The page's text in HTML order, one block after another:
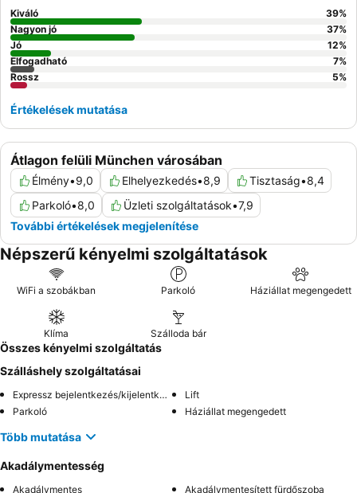
Átlagon felüli München városában
Élmény•9,0 Elhelyezkedés•8,9 Tisztaság•8,4
Parkoló•8,0 Üzleti szolgáltatások•7,9
További értékelések megjelenítése
Kiváló 39%
Nagyon jó
37%
Jó
12%
Elfogadható
7%
Rossz
5%
Értékelések mutatása
Népszerű kényelmi szolgáltatások
WiFi a szobákban Parkoló Háziállat megengedett
Klíma Szálloda bár
Összes kényelmi szolgáltatás
Szálláshely szolgáltatásai
Expressz bejelentkezés/kijelentkezés
Lift
Parkoló
Háziállat megengedett
Több mutatása
Akadálymentesség
Akadálymentes Akadálymentesített fürdőszoba